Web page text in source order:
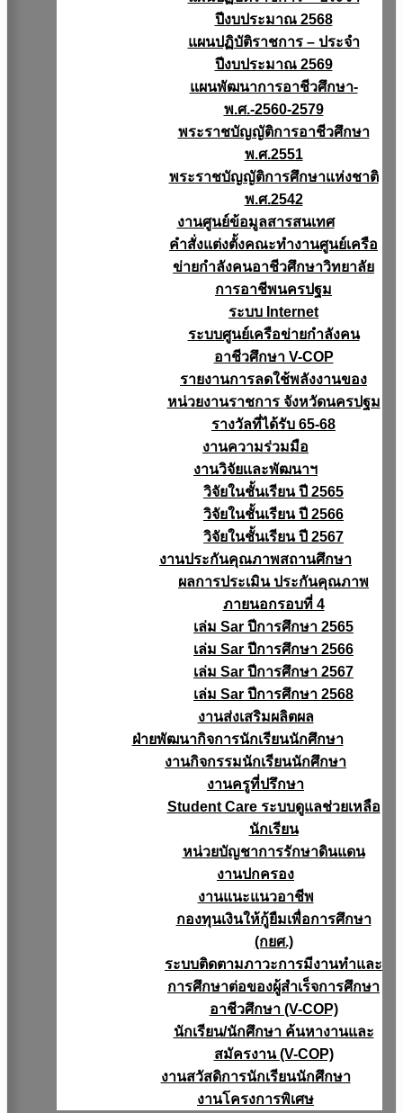
ปีงบประมาณ 2568
แผนปฏิบัติราชการ – ประจำ
ปีงบประมาณ 2569
แผนพัฒนาการอาชีวศึกษา-
พ.ศ.-2560-2579
พระราชบัญญัติการอาชีวศึกษา
พ.ศ.2551
พระราชบัญญัติการศึกษาแห่งชาติ
พ.ศ.2542
งานศูนย์ข้อมูลสารสนเทศ
คำสั่งแต่งตั้งคณะทำงานศูนย์เครือ
ข่ายกำลังคนอาชีวศึกษาวิทยาลัย
การอาชีพนครปฐม
ระบบ Internet
ระบบศูนย์เครือข่ายกำลังคน
อาชีวศึกษา V-COP
รายงานการลดใช้พลังงานของ
หน่วยงานราชการ จังหวัดนครปฐม
รางวัลที่ได้รับ 65-68
งานความร่วมมือ
งานวิจัยเเละพัฒนาฯ
วิจัยในชั้นเรียน ปี 2565
วิจัยในชั้นเรียน ปี 2566
วิจัยในชั้นเรียน ปี 2567
งานประกันคุณภาพสถานศึกษา
ผลการประเมิน ประกันคุณภาพ
ภายนอกรอบที่ 4
เล่ม Sar ปีการศึกษา 2565
เล่ม Sar ปีการศึกษา 2566
เล่ม Sar ปีการศึกษา 2567
เล่ม Sar ปีการศึกษา 2568
งานส่งเสริมผลิตผล
ฝ่ายพัฒนากิจการนักเรียนนักศึกษา
งานกิจกรรมนักเรียนนักศึกษา
งานครูที่ปรึกษา
Student Care ระบบดูแลช่วยเหลือ
นักเรียน
หน่วยบัญชาการรักษาดินแดน
งานปกครอง
งานแนะแนวอาชีพ
กองทุนเงินให้กู้ยืมเพื่อการศึกษา
(กยศ.)
ระบบติดตามภาวะการมีงานทำและ
การศึกษาต่อของผู้สำเร็จการศึกษา
อาชีวศึกษา (V-COP)
นักเรียน/นักศึกษา ค้นหางานและ
สมัครงาน (V-COP)
งานสวัสดิการนักเรียนนักศึกษา
งานโครงการพิเศษ